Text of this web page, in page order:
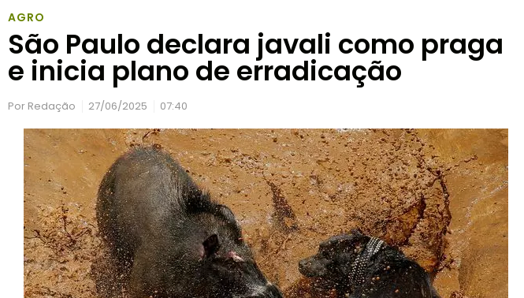
AGRO
São Paulo declara javali como praga
e inicia plano de erradicação
Por Redação 27/06/2025 07:40